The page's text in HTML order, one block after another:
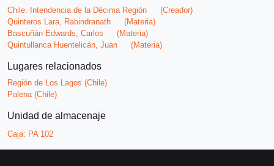
Chile. Intendencia de la Décima Región
(Creador)
Quinteros Lara, Rabindranath
(Materia)
Bascuñán Edwards, Carlos
(Materia)
Quintullanca Huentelicán, Juan
(Materia)
Lugares relacionados
Región de Los Lagos (Chile)
Palena (Chile)
Unidad de almacenaje
Caja: PA 102